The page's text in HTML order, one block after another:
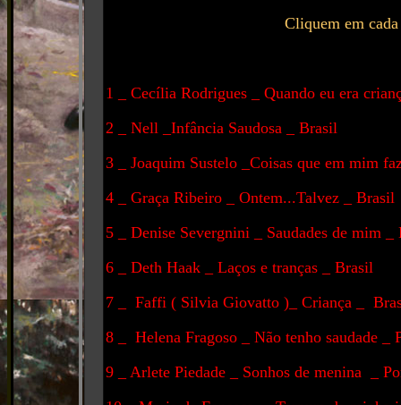
Cliquem em
1 _ Cecília Rodrigues _ Quando eu era
2 _ Nell _Infância Saudosa _ Brasil
3 _ Joaquim Sustelo _Coisas que em mim
4 _ Graça Ribeiro _ Ontem...Talvez _ Brasil
5 _ Denise Severgnini _ Saudades de mim _
6 _ Deth Haak _ Laços e tranças _ Brasil
7 _ Faffi ( Silvia Giovatto )_ Criança _
8 _ Helena Fragoso _ Não tenho saudade _
9 _ Arlete Piedade _ Sonhos de menina _